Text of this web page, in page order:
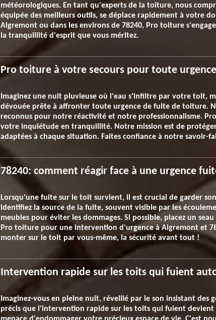
météorologiques. En tant qu'experts de la toiture, nous
équipée des meilleurs outils, se déplace rapidement à votre
Aigremont ou dans les environs de 78240, Pro toiture
la tranquillité d'esprit que vous méritez.
Pro toiture à votre secours pour toute
Imaginez une nuit pluvieuse où l'eau s'infiltre par votre toit,
dévouée prête à affronter toute urgence de fuite de toiture.
reconnus pour notre réactivité et notre professionnalisme.
votre inquiétude en tranquillité. Notre mission est de
adaptées à chaque situation. Faites confiance à notre
78240: comment réagir face à une urgence
Lorsqu'une fuite sur le toit survient, il est crucial de garder
identifiez la source de la fuite, souvent visible par les
meubles pour éviter les dommages. Si possible, placez un
Pro toiture pour une intervention d'urgence à Aigremont et
monter sur le toit par vous-même, la sécurité avant tout !
Intervention rapide sur les toits qui fuient
Imaginez-vous en pleine nuit, réveillé par le son insistant
précis que l'intervention rapide sur les toits qui fuient